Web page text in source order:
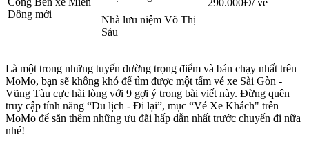
Đông mới
Nhà lưu niệm Võ Thị
Sáu
290.000Đ/ vé
Là một trong những tuyến đường trọng điểm và bán chạy nhất trên
MoMo, bạn sẽ không khó để tìm được một tấm vé xe Sài Gòn -
Vũng Tàu cực hài lòng với 9 gợi ý trong bài viết này. Đừng quên
truy cập tính năng “Du lịch - Đi lại”, mục “Vé Xe Khách" trên
MoMo để săn thêm những ưu đãi hấp dẫn nhất trước chuyến đi nữa
nhé!